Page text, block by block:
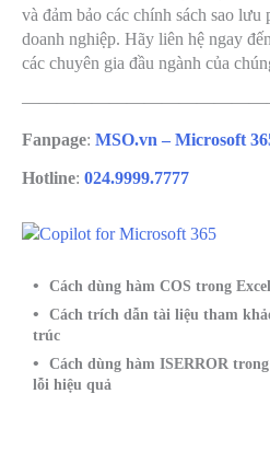
và đảm bảo các chính sách sao
doanh nghiệp. Hãy liên hệ ngay đến
các chuyên gia đầu ngành của
Fanpage: MSO.vn – Microsoft
Hotline: 024.9999.7777
Cách dùng hàm COS trong
Cách trích dẫn tài liệu tham
trúc
Cách dùng hàm ISERROR
lỗi hiệu quả